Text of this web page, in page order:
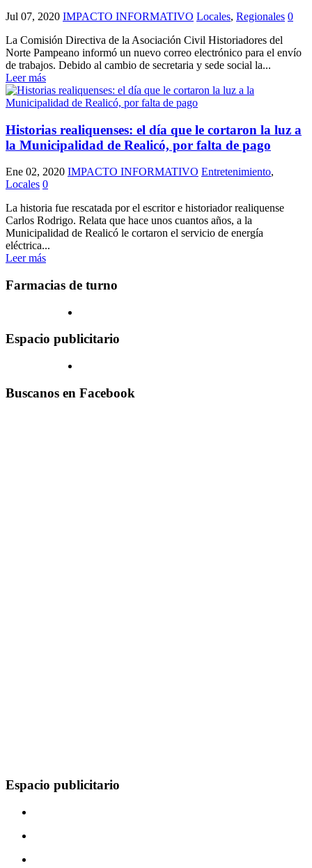
Jul 07, 2020 IMPACTO INFORMATIVO Locales, Regionales 0
La Comisión Directiva de la Asociación Civil Historiadores del
Norte Pampeano informó un nuevo correo electrónico para el envío
de trabajos. Debido al cambio de secretaria y sede social la...
Leer más
Historias realiquenses: el día que le cortaron la luz a
la Municipalidad de Realicó, por falta de pago
Ene 02, 2020 IMPACTO INFORMATIVO Entretenimiento,
Locales 0
La historia fue rescatada por el escritor e historiador realiquense
Carlos Rodrigo. Relata que hace unos cuantos años, a la
Municipalidad de Realicó le cortaron el servicio de energía
eléctrica...
Leer más
Farmacias de turno
Espacio publicitario
Buscanos en Facebook
Espacio publicitario